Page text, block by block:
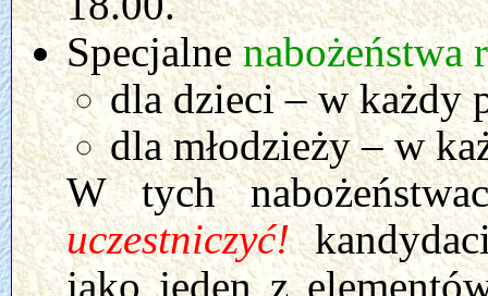
Specjalnenabożeństwa
dla dzieci – w każdy
dla młodzieży – w
W tych
uczestniczyć!
jako jeden z